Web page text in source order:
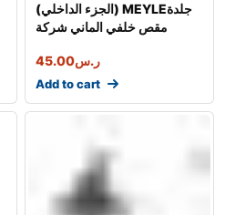
(الجزء الداخلي) MEYLEجلدة
مقص خلفي الماني شركة
ر.س45.00
Add to cart